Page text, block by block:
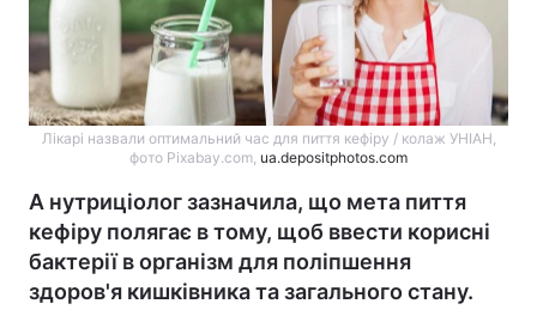
Лікарі назвали оптимальний час для пиття кефіру / колаж УНІАН,
фото Pixabay.com, ua.depositphotos.com
А нутриціолог зазначила, що мета пиття
кефіру полягає в тому, щоб ввести корисні
бактерії в організм для поліпшення
здоров'я кишківника та загального стану.